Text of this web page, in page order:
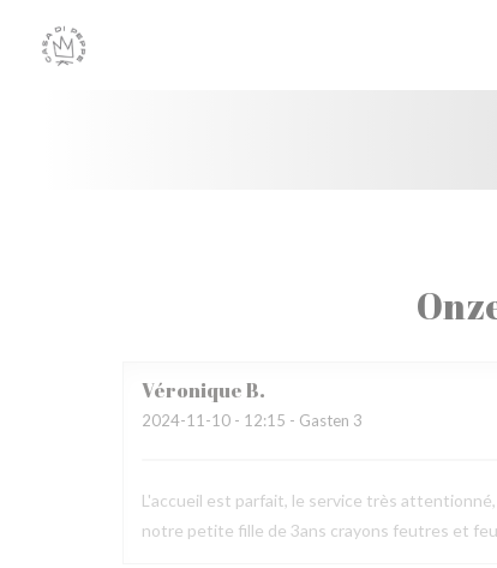
VéroniqueB
2024-11-10 - 12:15 - Gasten 3
L'accueil est parfait, le service très attentionné,
notre petite fille de 3ans crayons feutres et